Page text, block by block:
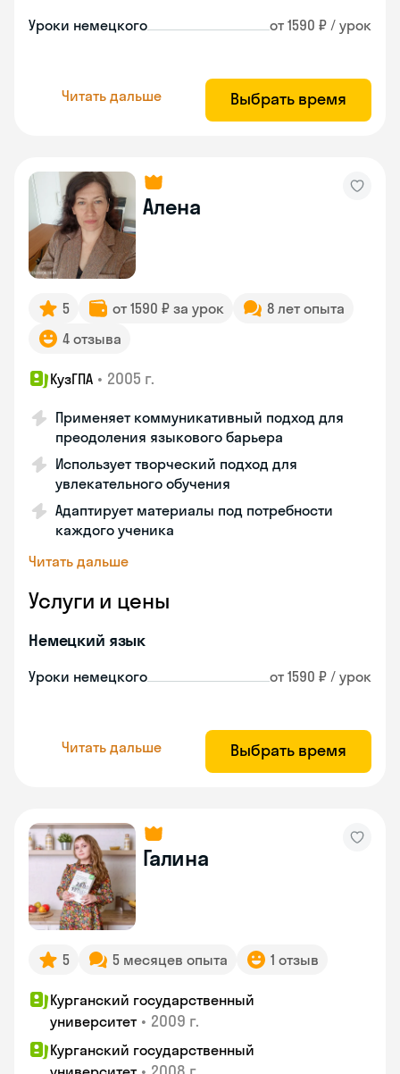
Уроки немецкого от 1590 ₽ / урок
Читать дальше Выбрать время
Алена
5 от 1590 ₽ за урок
8 лет опыта
4 отзыва
КузГПА • 2005 г.
Применяет коммуникативный подход для
преодоления языкового барьера
Использует творческий подход для
увлекательного обучения
Адаптирует материалы под потребности
каждого ученика
Читать дальше
Услуги и цены
Немецкий язык
Уроки немецкого от 1590 ₽ / урок
Читать дальше Выбрать время
Галина
5 5 месяцев опыта 1 отзыв
Курганский государственный
университет • 2009 г.
Курганский государственный